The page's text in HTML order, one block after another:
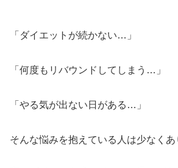
「ダイエットが続かない…」
「何度もリバウンドしてしまう…」
「やる気が出ない日がある…」
そんな悩みを抱えている人は少なくあ